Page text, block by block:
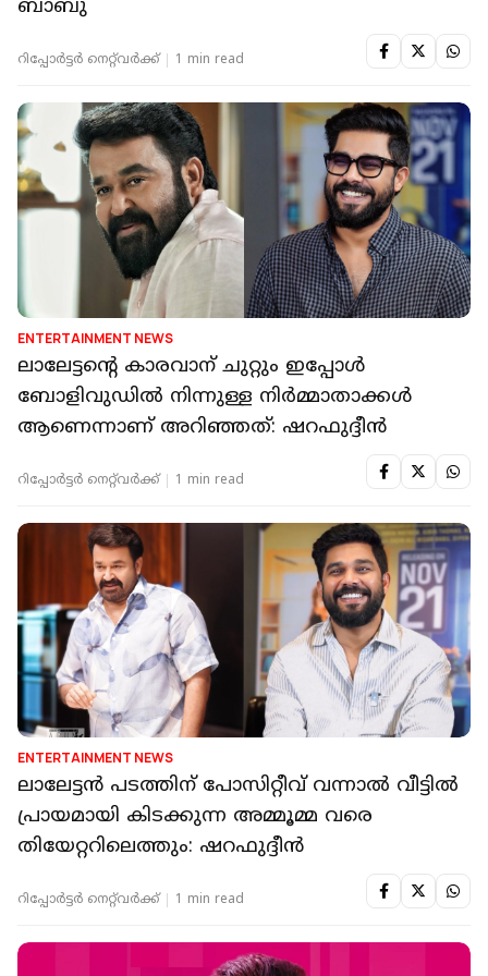
ബാബു
റിപ്പോർട്ടർ നെറ്റ്‌വര്‍ക്ക്‌ 1 min read
ENTERTAINMENT NEWS
ലാലേട്ടന്റെ കാരവാന് ചുറ്റും ഇപ്പോൾ
ബോളിവുഡിൽ നിന്നുള്ള നിർമ്മാതാക്കൾ
ആണെന്നാണ് അറിഞ്ഞത്: ഷറഫുദ്ദീൻ
റിപ്പോർട്ടർ നെറ്റ്‌വര്‍ക്ക്‌ 1 min read
ENTERTAINMENT NEWS
ലാലേട്ടൻ പടത്തിന് പോസിറ്റീവ് വന്നാൽ വീട്ടിൽ
പ്രായമായി കിടക്കുന്ന അമ്മൂമ്മ വരെ
തിയേറ്ററിലെത്തും: ഷറഫുദ്ദീൻ
റിപ്പോർട്ടർ നെറ്റ്‌വര്‍ക്ക്‌ 1 min read